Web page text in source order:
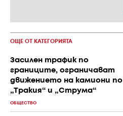
ОЩЕ ОТ КАТЕГОРИЯТА
Засилен трафик по
границите, ограничават
движението на камиони по
„Тракия“ и „Струма“
ОБЩЕСТВО